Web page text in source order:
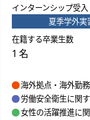
インターンシップ受入
夏季学外実
在籍する卒業生数
1 名
海外拠点・海外勤
労働安全衛生に関
女性の活躍推進に